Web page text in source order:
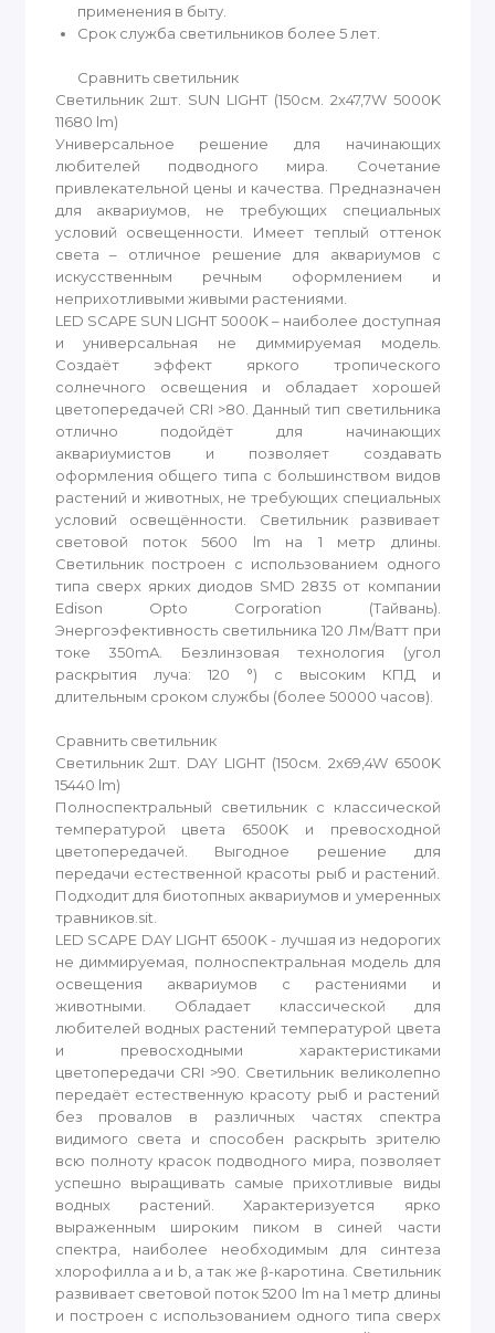
применения в быту.
Срок служба светильников более 5 лет.
Сравнить светильник
Светильник 2шт. SUN LIGHT (150см. 2x47,7W 5000K
11680 lm)
Универсальное решение для начинающих
любителей подводного мира. Сочетание
привлекательной цены и качества. Предназначен
для аквариумов, не требующих специальных
условий освещенности. Имеет теплый оттенок
света – отличное решение для аквариумов с
искусственным речным оформлением и
неприхотливыми живыми растениями.
LED SCAPE SUN LIGHT 5000K – наиболее доступная
и универсальная не диммируемая модель.
Создаёт эффект яркого тропического
солнечного освещения и обладает хорошей
цветопередачей CRI >80. Данный тип светильника
отлично подойдёт для начинающих
аквариумистов и позволяет создавать
оформления общего типа с большинством видов
растений и животных, не требующих специальных
условий освещённости. Светильник развивает
световой поток 5600 lm на 1 метр длины.
Светильник построен с использованием одного
типа сверх ярких диодов SMD 2835 от компании
Edison Opto Corporation (Тайвань).
Энергоэфективность светильника 120 Лм/Ватт при
токе 350mA. Безлинзовая технология (угол
раскрытия луча: 120 °) с высоким КПД и
длительным сроком службы (более 50000 часов).
Сравнить светильник
Светильник 2шт. DAY LIGHT (150см. 2x69,4W 6500K
15440 lm)
Полноспектральный светильник с классической
температурой цвета 6500K и превосходной
цветопередачей. Выгодное решение для
передачи естественной красоты рыб и растений.
Подходит для биотопных аквариумов и умеренных
травников.sit.
LED SCAPE DAY LIGHT 6500K - лучшая из недорогих
не диммируемая, полноспектральная модель для
освещения аквариумов с растениями и
животными. Обладает классической для
любителей водных растений температурой цвета
и превосходными характеристиками
цветопередачи CRI >90. Светильник великолепно
передаёт естественную красоту рыб и растений
без провалов в различных частях спектра
видимого света и способен раскрыть зрителю
всю полноту красок подводного мира, позволяет
успешно выращивать самые прихотливые виды
водных растений. Характеризуется ярко
выраженным широким пиком в синей части
спектра, наиболее необходимым для синтеза
хлорофилла a и b, а так же β-каротина. Светильник
развивает световой поток 5200 lm на 1 метр длины
и построен с использованием одного типа сверх